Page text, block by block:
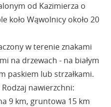
od Kazimierza o
koło Wąwolnicy około 20
w terenie znakami
na drzewach - na białym
paskiem lub strzałkami.
nawierzchni:
9 km, gruntowa 15 km